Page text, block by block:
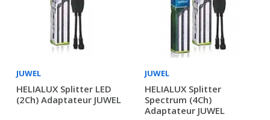
JUWEL
HELIALUX Splitter LED
(2Ch) Adaptateur JUWEL
JUWEL
HELIALUX Splitter
Spectrum (4Ch)
Adaptateur JUWEL